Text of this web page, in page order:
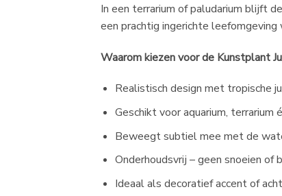
In een terrarium of paludarium blijft
een prachtig ingerichte
Waarom kiezen voor de Kunstplant
Realistisch design met tropische
Geschikt voor aquarium, terrarium
Beweegt subtiel mee met de
Onderhoudsvrij – geen snoeien of
Ideaal als decoratief accent of